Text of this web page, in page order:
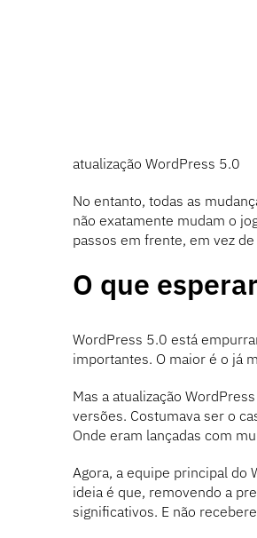
atualização WordPress 5.0
No entanto, todas as
não exatamente mudam o
passos em frente, em vez
O que
WordPress 5.0 está
importantes. O maior é o já
Mas a atualização
versões. Costumava ser o
Onde eram lançadas com
Agora, a equipe principal do
ideia é que, removendo a
significativos. E não